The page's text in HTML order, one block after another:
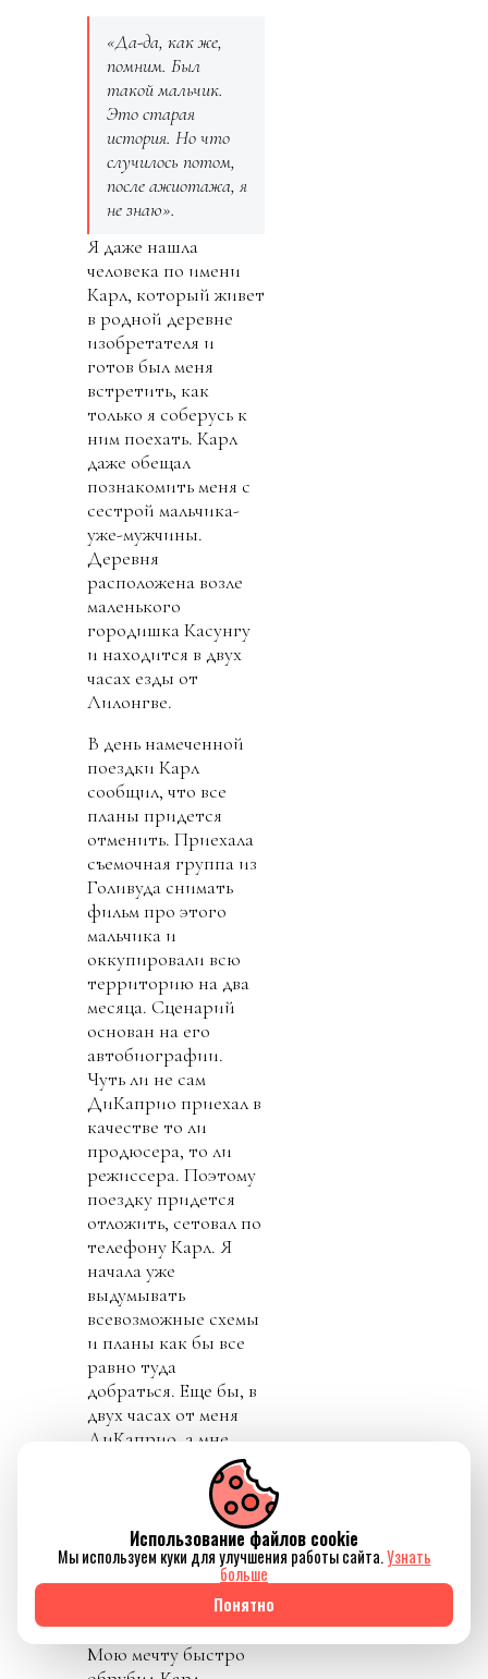
«Да-да, как же,
помним. Был
такой мальчик.
Это старая
история. Но что
случилось потом,
после ажиотажа, я
не знаю».
Я даже нашла
человека по имени
Карл, который живет
в родной деревне
изобретателя и
готов был меня
встретить, как
только я соберусь к
ним поехать. Карл
даже обещал
познакомить меня с
сестрой мальчика-
уже-мужчины.
Деревня
расположена возле
маленького
городишка Касунгу
и находится в двух
часах езды от
Лилонгве.
В день намеченной
поездки Карл
сообщил, что все
планы придется
отменить. Приехала
съемочная группа из
Голивуда снимать
фильм про этого
мальчика и
оккупировали всю
территорию на два
месяца. Сценарий
основан на его
автобиографии.
Чуть ли не сам
ДиКаприо приехал в
качестве то ли
продюсера, то ли
режиссера. Поэтому
поездку придется
отложить, сетовал по
телефону Карл. Я
начала уже
выдумывать
всевозможные схемы
и планы как бы все
равно туда
добраться. Еще бы, в
двух часах от меня
ДиКаприо, а мне
дома сидеть? Вдруг
пересечься в холле
местной гостиницы
и «случайно»
заговорить, может
первое интервью...
Мою мечту быстро
Использование файлов cookie
Мы используем куки для улучшения работы сайта.Узнать
больше
Понятно